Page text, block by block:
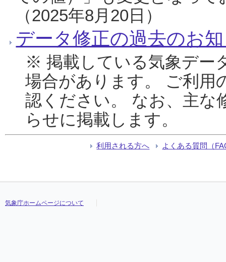
（2025年8月20日）
データ修正の過去のお
※ 掲載している気象デー
場合があります。 ご利用
認ください。 なお、主な
らせに掲載します。
利用される方へ よくある質問（
気象庁ホームページについて